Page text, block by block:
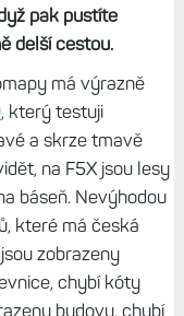
pak pustíte
delší cestou.
má výrazně
, který testuji
a skrze tmavě
na F5X jsou lesy
báseň. Nevýhodou
které má česká
zobrazeny
chybí kóty
budovy, chybí